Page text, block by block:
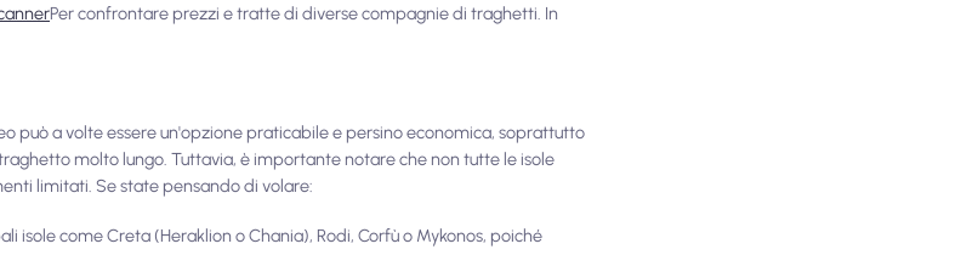
Per confrontare prezzi e tratte di diverse compagnie di traghetti. In
può a volte essere un'opzione praticabile e persino economica, soprattutto
molto lungo. Tuttavia, è importante notare che non tutte le isole
limitati. Se state pensando di volare:
isole come Creta (Heraklion o Chania), Rodi, Corfù o Mykonos, poiché